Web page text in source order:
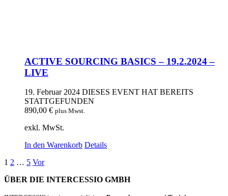
ACTIVE SOURCING BASICS – 19.2.2024 –
LIVE
19. Februar 2024 DIESES EVENT HAT BEREITS
STATTGEFUNDEN
890,00 € plus Mwst.
exkl. MwSt.
In den Warenkorb Details
1 2 … 5 Vor
ÜBER DIE INTERCESSIO GMBH